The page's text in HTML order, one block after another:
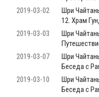
2019-03-02
Шри
12. Храм
2019-03-03
Шри
2019-03-07
Шри
Беседа с
2019-03-10
Шри
Беседа с